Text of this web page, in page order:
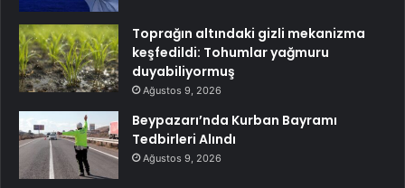
Toprağın altındaki gizli mekanizma
keşfedildi: Tohumlar yağmuru
duyabiliyormuş
Ağustos 9, 2026
Beypazarı’nda Kurban Bayramı
Tedbirleri Alındı
Ağustos 9, 2026